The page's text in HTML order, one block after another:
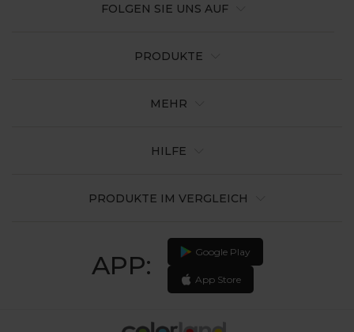
PRODUKTE
MEHR
HILFE
PRODUKTE IM VERGLEICH
APP: Google Play
App Store
FOLGEN SIE UNS AUF